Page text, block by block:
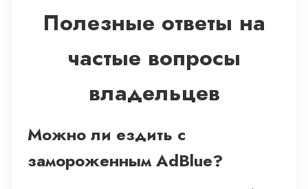
Полезные ответы на
частые вопросы
владельцев
Можно ли ездить с
замороженным AdBlue?